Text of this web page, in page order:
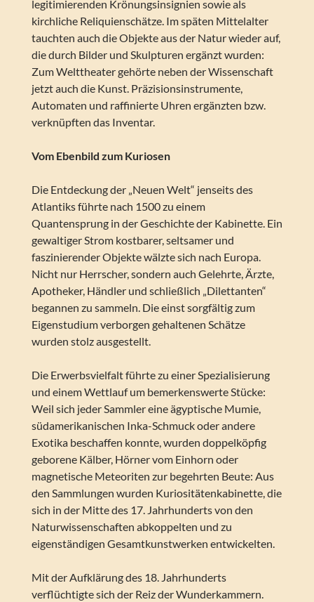
legitimierenden Krönungsinsignien sowie als
kirchliche Reliquienschätze. Im späten Mittelalter
tauchten auch die Objekte aus der Natur wieder auf,
die durch Bilder und Skulpturen ergänzt wurden:
Zum Welttheater gehörte neben der Wissenschaft
jetzt auch die Kunst. Präzisionsinstrumente,
Automaten und raffinierte Uhren ergänzten bzw.
verknüpften das Inventar.
Vom Ebenbild zum Kuriosen
Die Entdeckung der „Neuen Welt“ jenseits des
Atlantiks führte nach 1500 zu einem
Quantensprung in der Geschichte der Kabinette. Ein
gewaltiger Strom kostbarer, seltsamer und
faszinierender Objekte wälzte sich nach Europa.
Nicht nur Herrscher, sondern auch Gelehrte, Ärzte,
Apotheker, Händler und schließlich „Dilettanten“
begannen zu sammeln. Die einst sorgfältig zum
Eigenstudium verborgen gehaltenen Schätze
wurden stolz ausgestellt.
Die Erwerbsvielfalt führte zu einer Spezialisierung
und einem Wettlauf um bemerkenswerte Stücke:
Weil sich jeder Sammler eine ägyptische Mumie,
südamerikanischen Inka-Schmuck oder andere
Exotika beschaffen konnte, wurden doppelköpfig
geborene Kälber, Hörner vom Einhorn oder
magnetische Meteoriten zur begehrten Beute: Aus
den Sammlungen wurden Kuriositätenkabinette, die
sich in der Mitte des 17. Jahrhunderts von den
Naturwissenschaften abkoppelten und zu
eigenständigen Gesamtkunstwerken entwickelten.
Mit der Aufklärung des 18. Jahrhunderts
verflüchtigte sich der Reiz der Wunderkammern.